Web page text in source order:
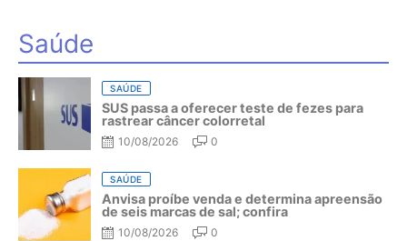
Saúde
SAÚDE
SUS passa a oferecer teste de fezes para
rastrear câncer colorretal
10/08/2026 0
SAÚDE
Anvisa proíbe venda e determina apreensão
de seis marcas de sal; confira
10/08/2026 0